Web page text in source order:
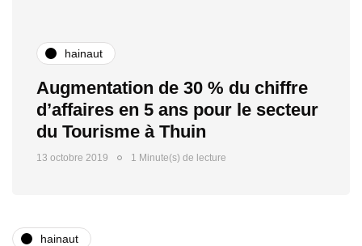
hainaut
Augmentation de 30 % du chiffre
d’affaires en 5 ans pour le secteur
du Tourisme à Thuin
13 octobre 2019 1 Minute(s) de lecture
hainaut